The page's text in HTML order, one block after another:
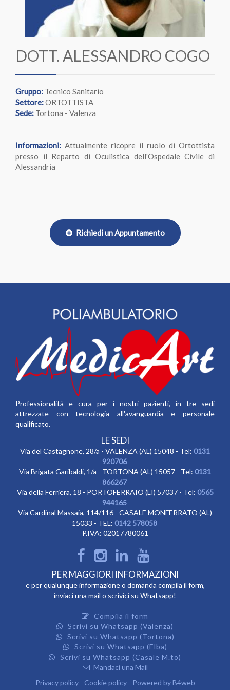
DOTT. ALESSANDRO COGO
Gruppo: Tecnico Sanitario
Settore:ORTOTTISTA
Sede: Tortona - Valenza
Informazioni: Attualmente ricopre il ruolo di Ortottista
presso il Reparto di Oculistica dell'Ospedale Civile di
Alessandria
Richiedi un Appuntamento
Professionalità e cura per i nostri pazienti, in tre sedi
attrezzate con tecnologia all'avanguardia e personale
qualificato.
LE SEDI
Via del Castagnone, 28/a - VALENZA (AL) 15048 - Tel: 0131
920706
Via Brigata Garibaldi, 1/a - TORTONA (AL) 15057 - Tel: 0131
866267
Via della Ferriera, 18 - PORTOFERRAIO (LI) 57037 - Tel: 0565
944165
Via Cardinal Massaia, 114/116 - CASALE MONFERRATO (AL)
15033 - TEL: 0142 578058
P.IVA: 02017780061
PER MAGGIORI INFORMAZIONI
e per qualunque informazione o domanda compila il form,
inviaci una mail o scrivici su Whatsapp!
Compila il form
Scrivi su Whatsapp (Valenza)
Scrivi su Whatsapp (Tortona)
Scrivi su Whatsapp (Elba)
Scrivi su Whatsapp (Casale M.to)
Mandaci una Mail
Privacy policy- Cookie policy- Powered by B4web